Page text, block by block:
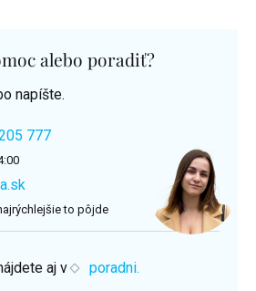
alebo poradiť?
napíšte.
777
to pôjde
aj v poradni.